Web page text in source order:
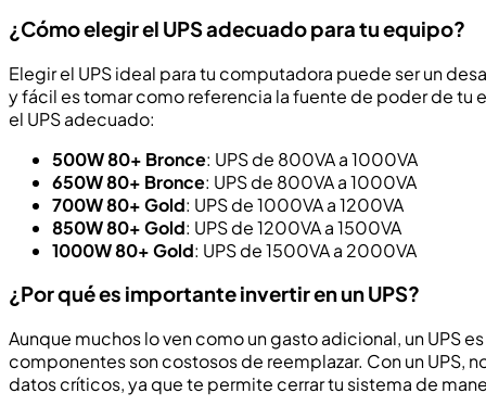
¿Cómo elegir el UPS adecuado para tu equipo?
Elegir el UPS ideal para tu computadora puede ser un
y fácil es tomar como referencia la fuente de poder de tu
el UPS adecuado:
500W 80+ Bronce: UPS de 800VA a 1000VA
650W 80+ Bronce: UPS de 800VA a 1000VA
700W 80+ Gold: UPS de 1000VA a 1200VA
850W 80+ Gold: UPS de 1200VA a 1500VA
1000W 80+ Gold: UPS de 1500VA a 2000VA
¿Por qué es importante invertir en un UPS?
Aunque muchos lo ven como un gasto adicional, un UPS
componentes son costosos de reemplazar. Con un
datos críticos, ya que te permite cerrar tu sistema de